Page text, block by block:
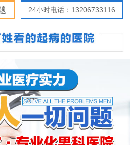
24小时电话：13206733116